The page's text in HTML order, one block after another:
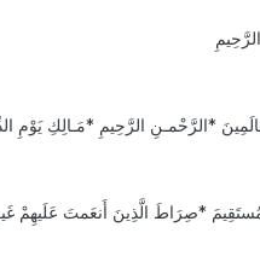
*الرَّحْمـنِ الرَّحِيمِ *مَـالِكِ يَوْمِ
*صِرَاطَ الَّذِينَ أَنعَمتَ عَلَيهِمْ